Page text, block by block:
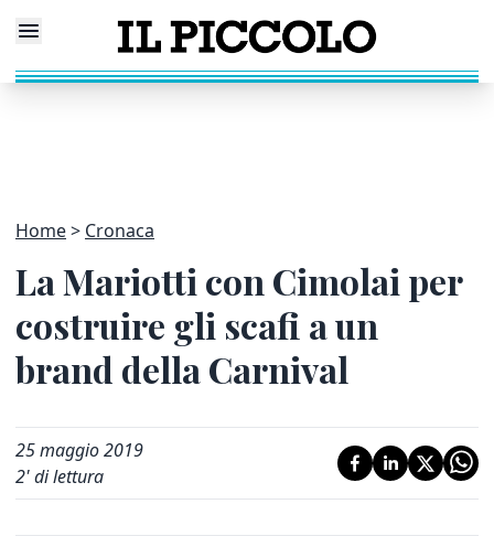
Home Cronaca
La Mariotti con Cimolai per
costruire gli scafi a un
brand della Carnival
25 maggio 2019
2' di lettura